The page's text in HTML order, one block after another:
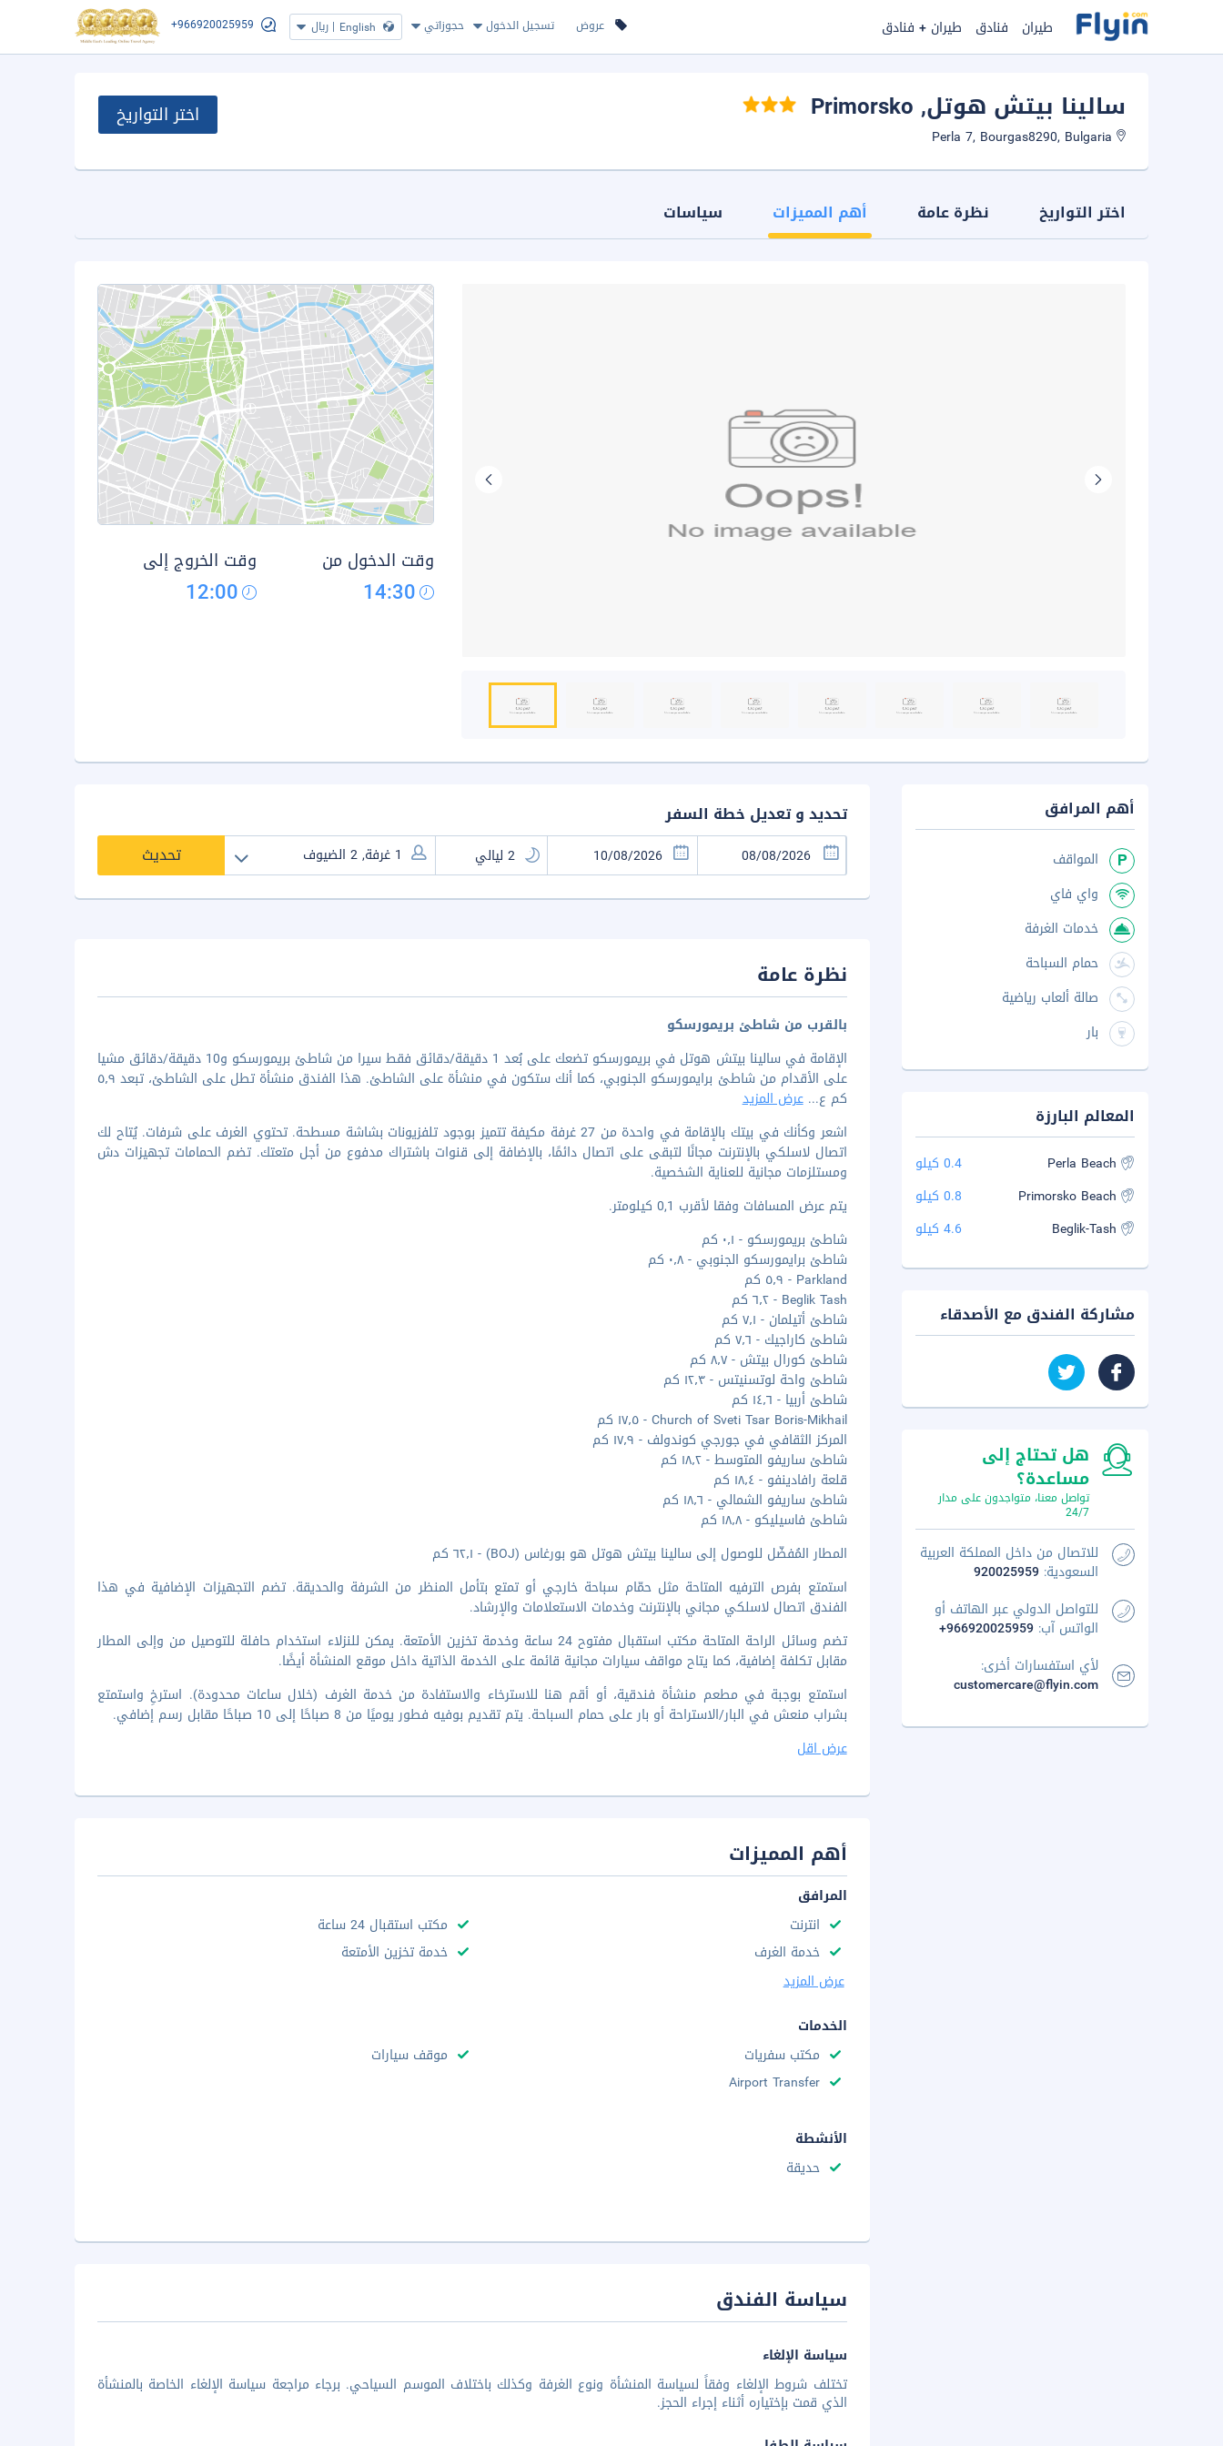
عروض تسجيل الدخول حجوزاتي English
| ريال +966920025959 طيران فنادق طيران + فنادق
سالينا بيتش هوتل, Primorsko اختر التواريخ
اختر التواريخ نظرة عامة أهم المميزات سياسات
وقت الدخول من
14:30
وقت الخروج إلى
12:00
تحديد و تعديل خطة السفر
تحديث
نظرة عامة
بالقرب من شاطئ بريمورسكو
الإقامة في سالينا بيتش هوتل في بريمورسكو تضعك على بُعد 1 دقيقة/دقائق فقط سيرا من شاطئ بريمورسكو و10 دقيقة/دقائق مشيا
على الأقدام من شاطئ برايمورسكو الجنوبي، كما أنك ستكون في منشأة على الشاطئ. هذا الفندق منشأة تطل على الشاطئ، تبعد ٥٫٩
كم ع...عرض المزيد
اشعر وكأنك في بيتك بالإقامة في واحدة من 27 غرفة مكيفة تتميز بوجود تلفزيونات بشاشة مسطحة. تحتوي الغرف على شرفات. يُتاح لك
اتصال لاسلكي بالإنترنت مجانًا لتبقى على اتصال دائمًا، بالإضافة إلى قنوات باشتراك مدفوع من أجل متعتك. تضم الحمامات تجهيزات دش
ومستلزمات مجانية للعناية الشخصية.
يتم عرض المسافات وفقا لأقرب 0,1 كيلومتر.
شاطئ بريمورسكو - ٠٫١ كم
شاطئ برايمورسكو الجنوبي - ٠٫٨ كم
Parkland - ٥٫٩ كم
Beglik Tash - ٦٫٢ كم
شاطئ أتيلمان - ٧٫١ كم
شاطئ كاراجيك - ٧٫٦ كم
شاطئ كورال بيتش - ٨٫٧ كم
شاطئ واحة لوتسنيتس - ١٢٫٣ كم
شاطئ أربيا - ١٤٫٦ كم
Church of Sveti Tsar Boris-Mikhail - ١٧٫٥ كم
المركز الثقافي في جورجي كوندولف - ١٧٫٩ كم
شاطئ ساريفو المتوسط - ١٨٫٢ كم
قلعة رافادينفو - ١٨٫٤ كم
شاطئ ساريفو الشمالي - ١٨٫٦ كم
شاطئ فاسيليكو - ١٨٫٨ كم
المطار المُفضّل للوصول إلى سالينا بيتش هوتل هو بورغاس (BOJ) - ٦٢٫١ كم
استمتع بفرص الترفيه المتاحة مثل حمّام سباحة خارجي أو تمتع بتأمل المنظر من الشرفة والحديقة. تضم التجهيزات الإضافية في هذا
الفندق اتصال لاسلكي مجاني بالإنترنت وخدمات الاستعلامات والإرشاد.
تضم وسائل الراحة المتاحة مكتب استقبال مفتوح 24 ساعة وخدمة تخزين الأمتعة. يمكن للنزلاء استخدام حافلة للتوصيل من وإلى المطار
مقابل تكلفة إضافية، كما يتاح مواقف سيارات مجانية قائمة على الخدمة الذاتية داخل موقع المنشأة أيضًا.
استمتع بوجبة في مطعم منشأة فندقية، أو أقم هنا للاسترخاء والاستفادة من خدمة الغرف (خلال ساعات محدودة). استرخِ واستمتع
بشراب منعش في البار/الاستراحة أو بار على حمام السباحة. يتم تقديم بوفيه فطور يوميًا من 8 صباحًا إلى 10 صباحًا مقابل رسم إضافي.
عرض اقل
أهم المميزات
المرافق
انترنت
مكتب استقبال 24 ساعة
خدمة الغرف
خدمة تخزين الأمتعة
عرض المزيد
الخدمات
مكتب سفريات
موقف سيارات
Airport Transfer
الأنشطة
حديقة
سياسة الفندق
سياسة الإلغاء
تختلف شروط الإلغاء وفقاً لسياسة المنشأة ونوع الغرفة وكذلك باختلاف الموسم السياحي. برجاء مراجعة سياسة الإلغاء الخاصة بالمنشأة
الذي قمت بإختياره أثناء إجراء الحجز.
أهم المرافق
المواقف
واي فاي
خدمات الغرفة
حمام السباحة
صالة ألعاب رياضية
بار
المعالم البارزة
Perla Beach
0.4 كيلو
Primorsko Beach
0.8 كيلو
Beglik-Tash
4.6 كيلو
مشاركة الفندق مع الأصدقاء
هل تحتاج إلى
مساعدة؟
تواصل معنا، متواجدون على مدار
24/7
للاتصال من داخل المملكة العربية
السعودية: 920025959
للتواصل الدولي عبر الهاتف أو
الواتس آب: +966920025959
لأي استفسارات أخرى:
customercare@flyin.com